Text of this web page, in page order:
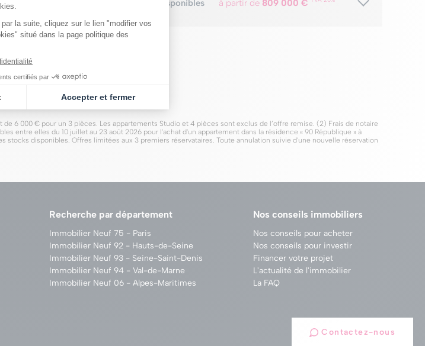
3 lots disponibles à partir de 809 000 €
6 000 € pour un 3 pièces. Les appartements Studio et 4 pièces sont exclus de l’offre remise. (2) Frais de notaire
entre elles du 10 juillet au 23 août 2026 pour l'achat d'un appartement dans la résidence « 90 République » à
disponibles. Offres limitées aux 3 premiers réservataires. Toute annulation suivie d'une nouvelle réservation
Recherche par département
Immobilier Neuf 75 - Paris
Immobilier Neuf 92 - Hauts-de-Seine
Immobilier Neuf 93 - Seine-Saint-Denis
Immobilier Neuf 94 - Val-de-Marne
Immobilier Neuf 06 - Alpes-Maritimes
Nos conseils immobiliers
Nos conseils pour acheter
Nos conseils pour investir
Financer votre projet
L'actualité de l'immobilier
La FAQ
Contactez-nous